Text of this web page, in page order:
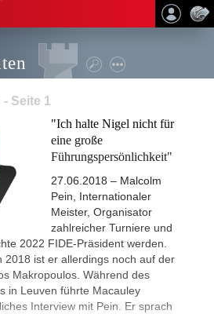
Seite 1
"Ich halte Nigel nicht für
eine große
Führungspersönlichkeit"
27.06.2018 – Malcolm
Pein, Internationaler
Meister, Organisator
zahlreicher Turniere und
2022 FIDE-Präsident werden.
2018 ist er allerdings noch auf der
Makropoulos. Während des
in Leuven führte Macauley
Interview mit Pein. Er sprach